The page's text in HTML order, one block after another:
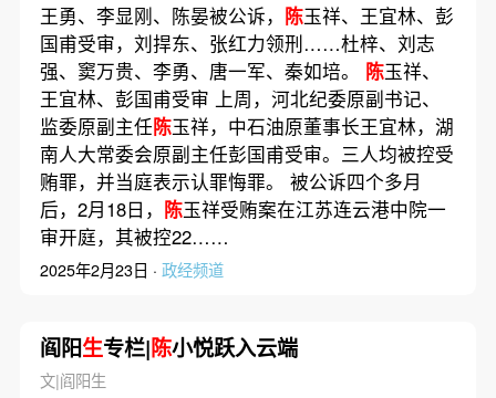
王勇、李显刚、陈晏被公诉， 陈玉祥、王宜林、彭
国甫受审，刘捍东、张红力领刑……杜梓、刘志
强、窦万贵、李勇、唐一军、秦如培。 陈玉祥、
王宜林、彭国甫受审 上周，河北纪委原副书记、
监委原副主任陈玉祥，中石油原董事长王宜林，湖
南人大常委会原副主任彭国甫受审。三人均被控受
贿罪，并当庭表示认罪悔罪。 被公诉四个多月
后，2月18日， 陈玉祥受贿案在江苏连云港中院一
审开庭，其被控22……
2025年2月23日 · 政经频道
阎阳生专栏|陈小悦跃入云端
文|阎阳生